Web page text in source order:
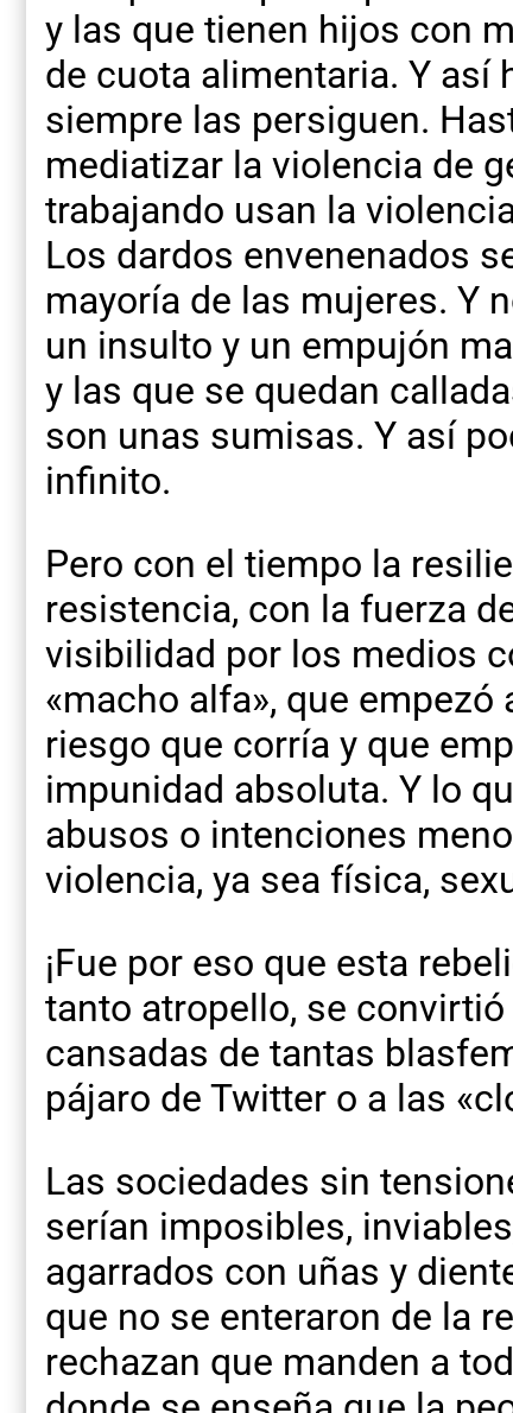
y las que tienen hijos con
de cuota alimentaria. Y
siempre las persiguen.
mediatizar la violencia de
trabajando usan la
Los dardos envenenados
mayoría de las mujeres. Y
un insulto y un empujón
y las que se quedan
son unas sumisas. Y así
infinito.
Pero con el tiempo la
resistencia, con la fuerza
visibilidad por los medios
«macho alfa», que
riesgo que corría y que
impunidad absoluta. Y lo
abusos o intenciones
violencia, ya sea física,
¡Fue por eso que esta
tanto atropello, se
cansadas de tantas
pájaro de Twitter o a las
Las sociedades sin
serían imposibles,
agarrados con uñas y
que no se enteraron de la
rechazan que manden a